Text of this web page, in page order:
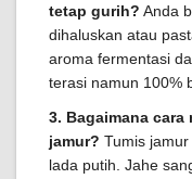
tetap gurih? Anda
dihaluskan atau
aroma fermentasi
terasi namun 100%
3. Bagaimana
jamur? Tumis
lada putih. Jahe